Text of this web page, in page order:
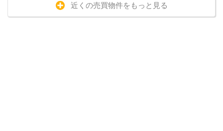
近くの売買物件をもっと見る